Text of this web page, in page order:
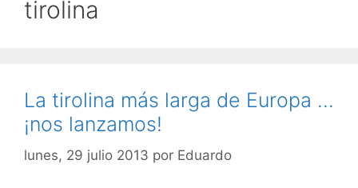
tirolina
La tirolina más larga de Europa …
¡nos lanzamos!
lunes, 29 julio 2013 por Eduardo